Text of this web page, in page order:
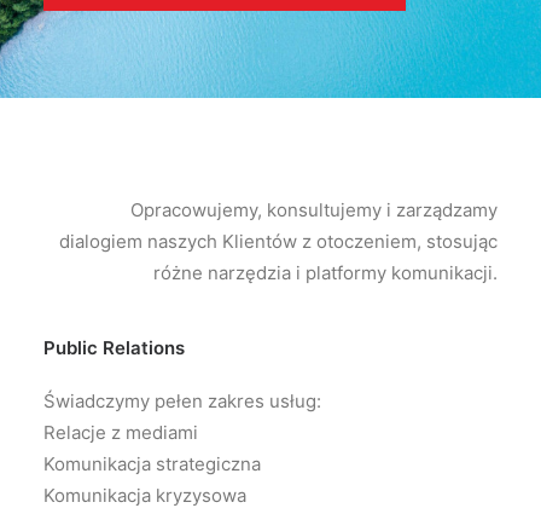
Opracowujemy, konsultujemy i zarządzamy
dialogiem naszych Klientów z otoczeniem, stosując
różne narzędzia i platformy komunikacji.
Public Relations
Świadczymy pełen zakres usług:
Relacje z mediami
Komunikacja strategiczna
Komunikacja kryzysowa